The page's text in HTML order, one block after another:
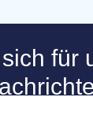
für